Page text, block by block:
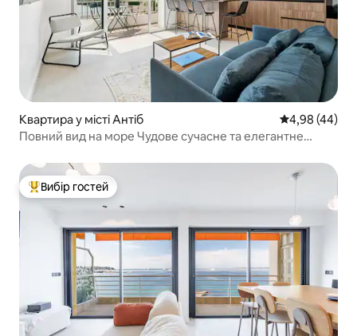
Квартира у місті Антіб Середня
4,98 (44)
Повний вид на море Чудове сучасне та елегантне
Топ вибір гостей
Вибір гостей